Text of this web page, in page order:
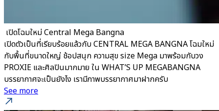
​ เปิดโฉมใหม่ Central Mega Bangna
เปิดตัวเป็นที่เรียบร้อยแล้วกับ CENTRAL MEGA BANGNA โฉมใหม่
กับพื้นที่ขนาดใหญ่ ช้อปสนุก ความสุข size Mega มาพร้อมกับวง
PROXIE และศิลปินมากมาย ใน WHAT’S UP MEGABANGNA
บรรยากาศจะเป็นยังไง เรามีภาพบรรยากาศมาฝากครับ
See more